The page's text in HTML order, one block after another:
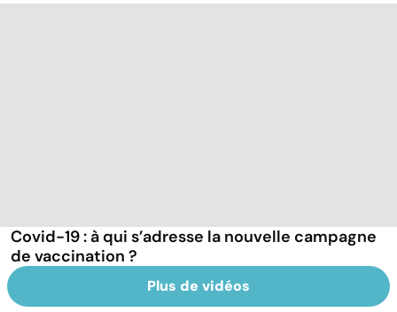
Covid-19 : à qui s’adresse la nouvelle campagne
de vaccination ?
Plus de vidéos